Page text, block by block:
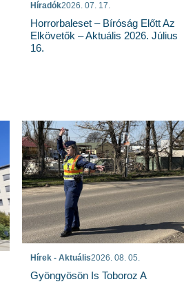
Híradók2026. 07. 17.
Horrorbaleset – Bíróság Előtt Az
Elkövetők – Aktuális 2026. Július
16.
Hírek - Aktuális2026. 08. 05.
Gyöngyösön Is Toboroz A